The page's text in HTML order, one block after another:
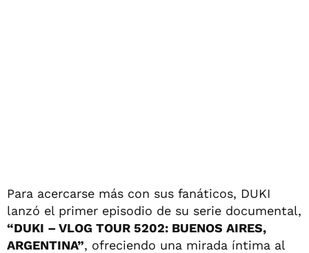
Para acercarse más con sus fanáticos, DUKI
lanzó el primer episodio de su serie documental,
“DUKI – VLOG TOUR 5202: BUENOS AIRES,
ARGENTINA”, ofreciendo una mirada íntima al